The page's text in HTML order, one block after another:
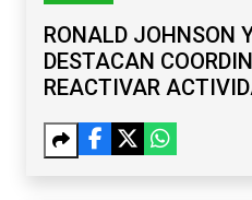
RONALD JOHNSON
DESTACAN
REACTIVAR